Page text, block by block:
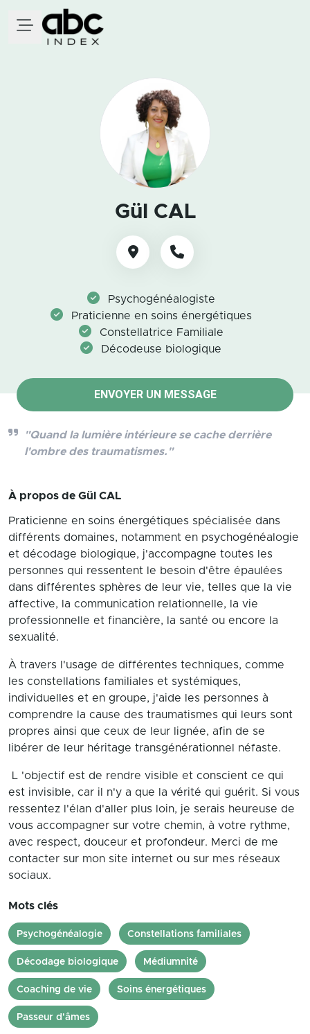
Gül CAL
Psychogénéalogiste
Praticienne en soins énergétiques
Constellatrice Familiale
Décodeuse biologique
ENVOYER UN MESSAGE
"Quand la lumière intérieure se cache derrière
l'ombre des traumatismes."
À propos de Gül CAL
Praticienne en soins énergétiques spécialisée dans
différents domaines, notamment en psychogénéalogie
et décodage biologique, j'accompagne toutes les
personnes qui ressentent le besoin d'être épaulées
dans différentes sphères de leur vie, telles que la vie
affective, la communication relationnelle, la vie
professionnelle et financière, la santé ou encore la
sexualité.
À travers l'usage de différentes techniques, comme
les constellations familiales et systémiques,
individuelles et en groupe, j'aide les personnes à
comprendre la cause des traumatismes qui leurs sont
propres ainsi que ceux de leur lignée, afin de se
libérer de leur héritage transgénérationnel néfaste.
L 'objectif est de rendre visible et conscient ce qui
est invisible, car il n'y a que la vérité qui guérit. Si vous
ressentez l'élan d'aller plus loin, je serais heureuse de
vous accompagner sur votre chemin, à votre rythme,
avec respect, douceur et profondeur. Merci de me
contacter sur mon site internet ou sur mes réseaux
sociaux.
Mots clés
Psychogénéalogie Constellations familiales
Décodage biologique Médiumnité
Coaching de vie Soins énergétiques
Passeur d'âmes